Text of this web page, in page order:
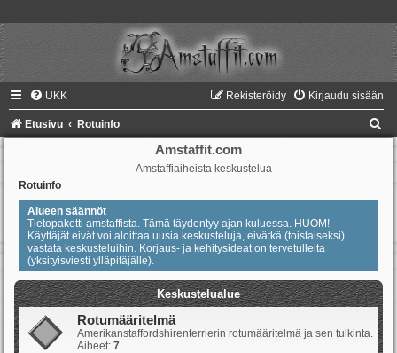
UKK Kirjaudu sisään
Rekisteröidy
Etusivu Rotuinfo
Amstaffit.com
Amstaffiaiheista keskustelua
Rotuinfo
Alueen säännöt
Tietopaketti amstaffista. Tämä täydentyy ajan kuluessa. HUOM!
Käyttäjät eivät voi aloittaa uusia keskusteluja, eivätkä (toistaiseksi)
vastata keskusteluihin. Korjaus- ja kehitysideat on tervetulleita
(yksityisviesti ylläpitäjälle).
Keskustelualue
Rotumääritelmä
Amerikanstaffordshirenterrierin rotumääritelmä ja sen tulkinta.
Aiheet: 7